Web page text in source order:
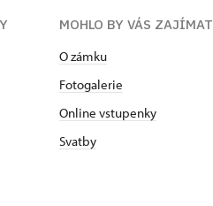
MOHLO BY VÁS ZAJÍMAT
O zámku
Fotogalerie
Online vstupenky
Svatby